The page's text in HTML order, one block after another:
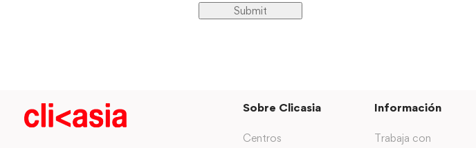
Sobre Clicasia
Centros
Información
Trabaja con